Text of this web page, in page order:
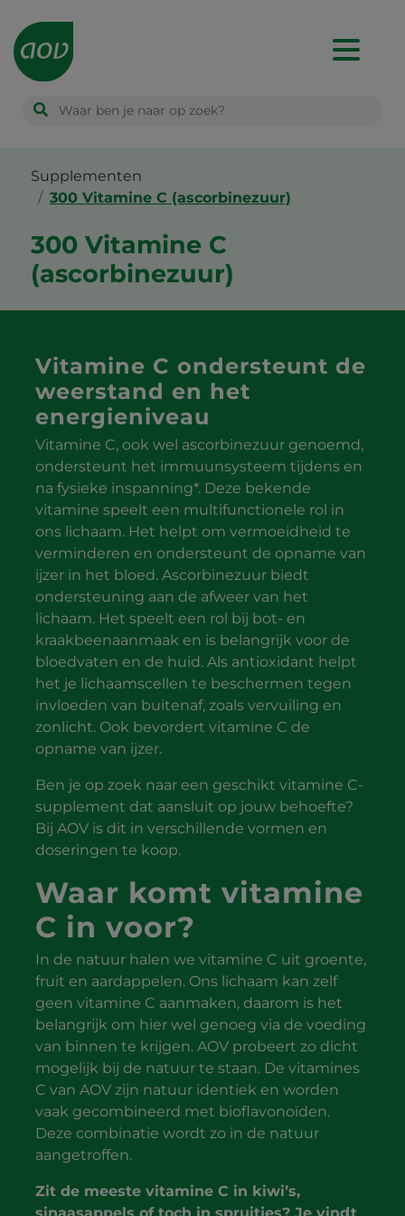
Main
navigation
Supplementen
300 Vitamine C (ascorbinezuur)
300 Vitamine C
(ascorbinezuur)
Vitamine C ondersteunt de
weerstand en het
energieniveau
Vitamine C, ook wel ascorbinezuur genoemd,
ondersteunt het immuunsysteem tijdens en
na fysieke inspanning*. Deze bekende
vitamine speelt een multifunctionele rol in
ons lichaam. Het helpt om vermoeidheid te
verminderen en ondersteunt de opname van
ijzer in het bloed. Ascorbinezuur biedt
ondersteuning aan de afweer van het
lichaam. Het speelt een rol bij bot- en
kraakbeenaanmaak en is belangrijk voor de
bloedvaten en de huid. Als antioxidant helpt
het je lichaamscellen te beschermen tegen
invloeden van buitenaf, zoals vervuiling en
zonlicht. Ook bevordert vitamine C de
opname van ijzer.
Ben je op zoek naar een geschikt vitamine C-
supplement dat aansluit op jouw behoefte?
Bij AOV is dit in verschillende vormen en
doseringen te koop.
Waar komt vitamine
C in voor?
In de natuur halen we vitamine C uit groente,
fruit en aardappelen. Ons lichaam kan zelf
geen vitamine C aanmaken, daarom is het
belangrijk om hier wel genoeg via de voeding
van binnen te krijgen. AOV probeert zo dicht
mogelijk bij de natuur te staan. De vitamines
C van AOV zijn natuur identiek en worden
vaak gecombineerd met bioflavonoïden.
Deze combinatie wordt zo in de natuur
aangetroffen.
Zit de meeste vitamine C in kiwi’s,